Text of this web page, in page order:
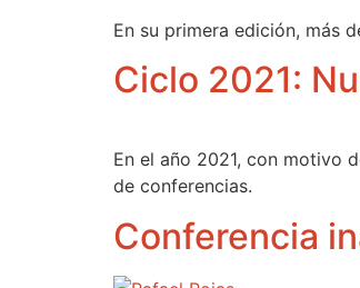
En su primera edición, más
Ciclo 2021:
En el año 2021, con motivo
de conferencias.
Conferencia